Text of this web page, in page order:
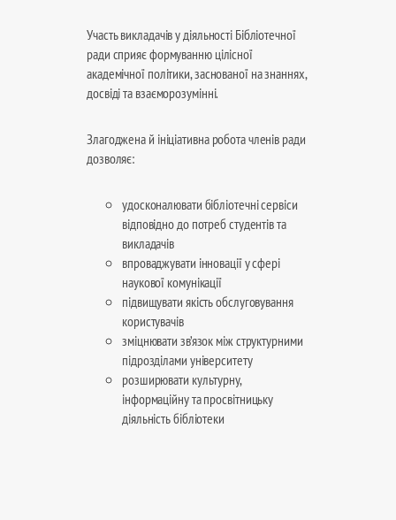
Участь викладачів у діяльності Бібліотечної
ради сприяє формуванню цілісної
академічної політики, заснованої на знаннях,
досвіді та взаєморозумінні.
Злагоджена й ініціативна робота членів ради
дозволяє:
удосконалювати бібліотечні сервіси
відповідно до потреб студентів та
викладачів
впроваджувати інновації у сфері
наукової комунікації
підвищувати якість обслуговування
користувачів
зміцнювати зв’язок між структурними
підрозділами університету
розширювати культурну,
інформаційну та просвітницьку
діяльність бібліотеки